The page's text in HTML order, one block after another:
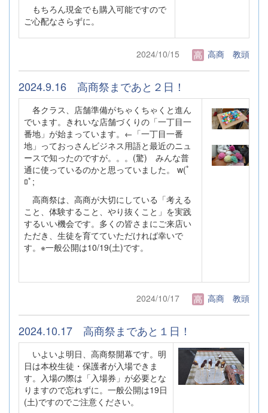
もちろん現金でも購入可能ですので
ご心配なさらずに。
2024/10/15 高商 教頭
2024.9.16 高商祭まであと２日！
各クラス、店舗準備がちゃくちゃくと進ん
でいます。きれいな店舗づくりの「一丁目一
番地」が始まっています。←「一丁目一番
地」っておっさんビジネス用語と最近のニュ
ースで知ったのですが。。。(驚) みんな普
通に使っているのかと思っていました。 w(ﾟ
ﾛﾟ;
高商祭は、高商が大切にしている「考える
こと、体験すること、やり抜くこと」を実践
するいい機会です。多くの皆さまにご来店い
ただき、生徒を育てていただければ幸いで
す。※一般公開は10/19(土)です。
2024/10/17 高商 教頭
2024.10.17 高商祭まであと１日！
いよいよ明日、高商祭開幕です。明
日は本校生徒・保護者が入場できま
す。入場の際は「入場券」が必要とな
りますので忘れずに。一般公開は19日
(土)ですのでご注意ください。